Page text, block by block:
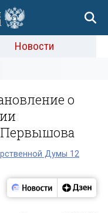
Новости
о
Первышова
Думы 12